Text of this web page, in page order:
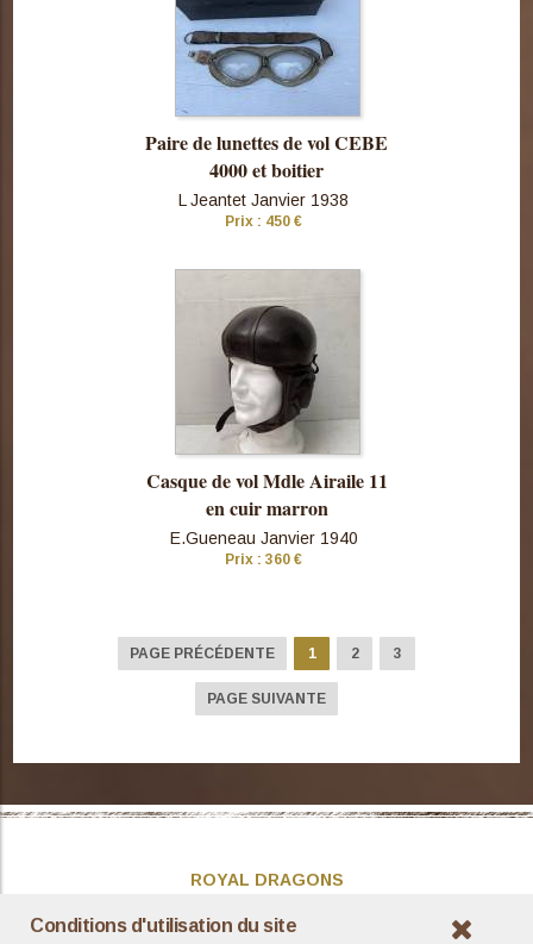
Conditions d'utilisation du site
cette pièce
Paire de lunettes de vol CEBE
4000 et boitier
L Jeantet Janvier 1938
Prix : 450 €
Casque de vol Mdle Airaile 11
en cuir marron
E.Gueneau Janvier 1940
Prix : 360 €
PAGE PRÉCÉDENTE 1 2 3
PAGE SUIVANTE
ROYAL DRAGONS
Présentation